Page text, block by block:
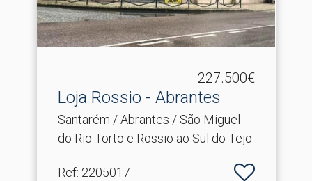
227.500€
Loja Rossio - Abrantes
Santarém / Abrantes / São Miguel
do Rio Torto e Rossio ao Sul do Tejo
Ref: 2205017